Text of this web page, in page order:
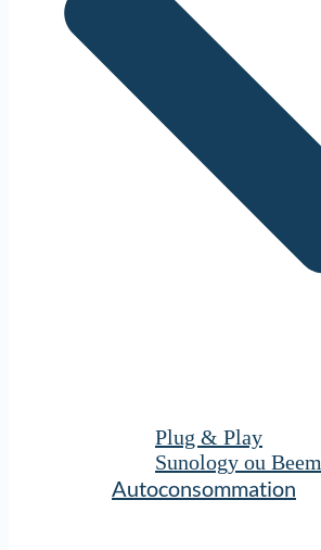
Plug & Play
Sunology ou Beem
Autoconsommation